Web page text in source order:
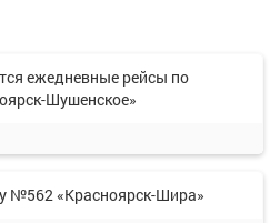
ежедневные рейсы по
Шушенское»
№562 «Красноярск-Шира»